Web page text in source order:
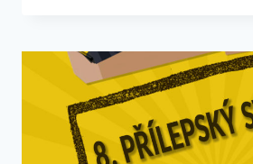
A
SMYSLUPLNÉ
SETKÁVÁNÍ